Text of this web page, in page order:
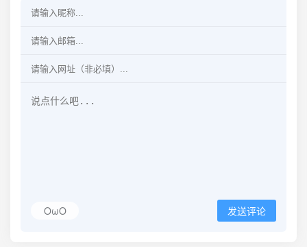
OωO 发送评论